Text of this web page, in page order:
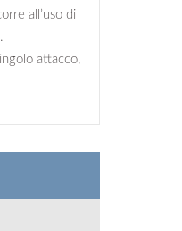
all’uso di
attacco,